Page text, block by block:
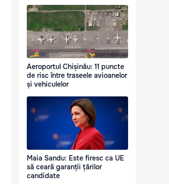
Aeroportul Chișinău: 11 puncte
de risc între traseele avioanelor
și vehiculelor
Maia Sandu: Este firesc ca UE
să ceară garanții țărilor
candidate